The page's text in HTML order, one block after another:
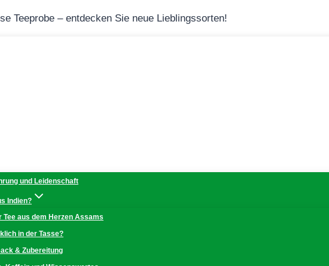
Teeprobe – entdecken Sie neue Lieblingssorten!
und Leidenschaft
Indien?
aus dem Herzen Assams
in der Tasse?
& Zubereitung